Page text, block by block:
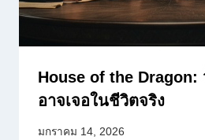
House of the Dragon:
อาจเจอในชีวิตจริง
มกราคม 14, 2026